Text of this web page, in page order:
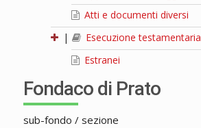
Atti e documenti diversi
|
Esecuzione testamentaria
Estranei
Fondaco di Prato
sub-fondo / sezione